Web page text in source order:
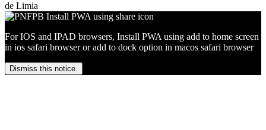
de Limia
For IOS and IPAD browsers, Install PWA using add to home screen
in ios safari browser or add to dock option in macos safari browser
Dismiss this notice.